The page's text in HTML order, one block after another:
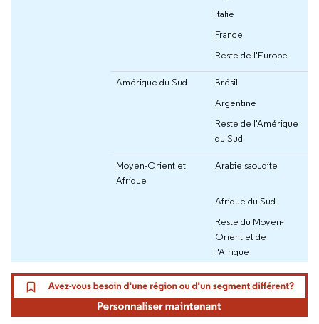
Italie
France
Reste de l'Europe
Amérique du Sud
Brésil
Argentine
Reste de l'Amérique
du Sud
Moyen-Orient et
Afrique
Arabie saoudite
Afrique du Sud
Reste du Moyen-
Orient et de
l'Afrique